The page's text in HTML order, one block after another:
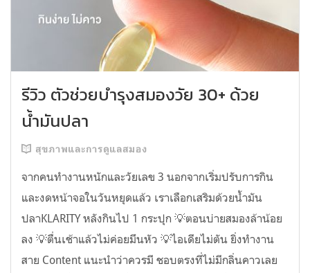
รีวิว ตัวช่วยบำรุงสมองวัย 30+ ด้วย
น้ำมันปลา
สุขภาพและการดูแลสมอง
จากคนทำงานหนักและวัยเลข 3 นอกจากเริ่มปรับการกิน
และงดหน้าจอในวันหยุดแล้ว เราเลือกเสริมด้วยน้ำมัน
ปลาKLARITY หลังกินไป 1 กระปุก 💡ตอนบ่ายสมองล้าน้อย
ลง 💡ตื่นเช้าแล้วไม่ค่อยมึนหัว 💡ไอเดียไม่ตัน ยิ่งทำงาน
สาย Content แนะนำว่าควรมี ชอบตรงที่ไม่มีกลิ่นคาวเลย